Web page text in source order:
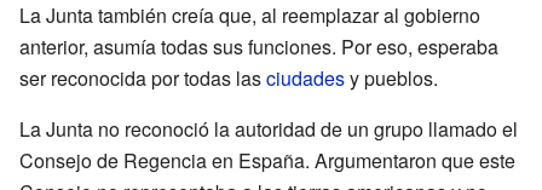
La Junta también creía que, al reemplazar al gobierno
anterior, asumía todas sus funciones. Por eso, esperaba
ser reconocida por todas lasciudadesy pueblos.
La Junta no reconoció la autoridad de un grupo llamado el
Consejo de Regencia en España. Argumentaron que este